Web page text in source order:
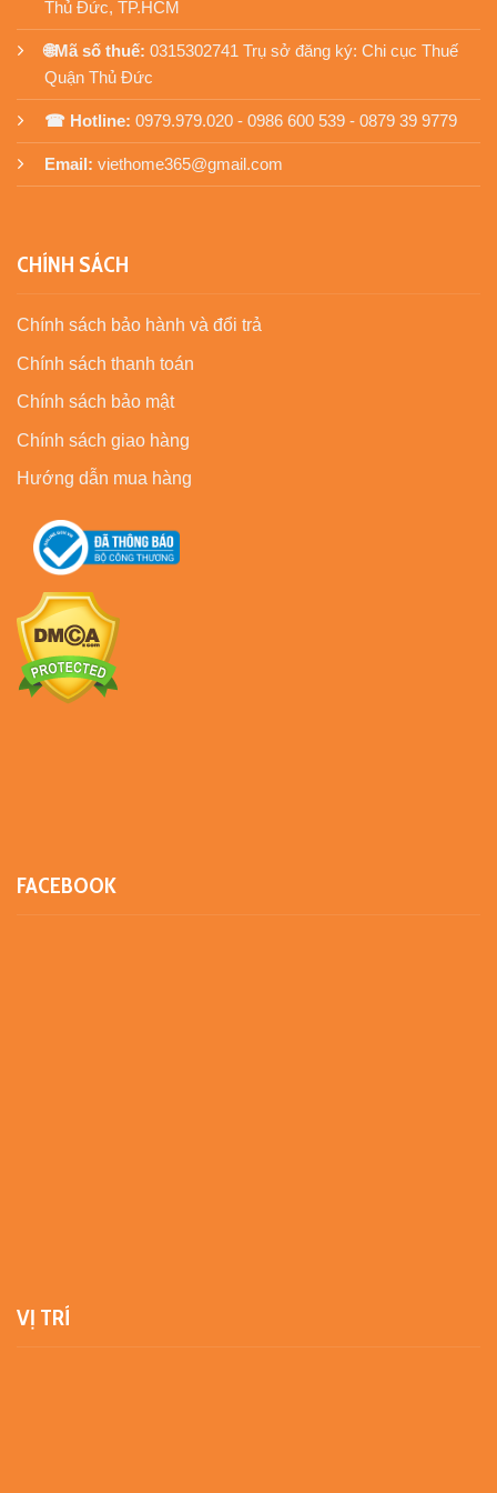
Thủ Đức, TP.HCM
🌐Mã số thuế: 0315302741 Trụ sở đăng ký: Chi cục Thuế
Quận Thủ Đức
☎ Hotline: 0979.979.020 - 0986 600 539 - 0879 39 9779
Email: viethome365@gmail.com
CHÍNH SÁCH
Chính sách bảo hành và đổi trả
Chính sách thanh toán
Chính sách bảo mật
Chính sách giao hàng
Hướng dẫn mua hàng
FACEBOOK
VỊ TRÍ